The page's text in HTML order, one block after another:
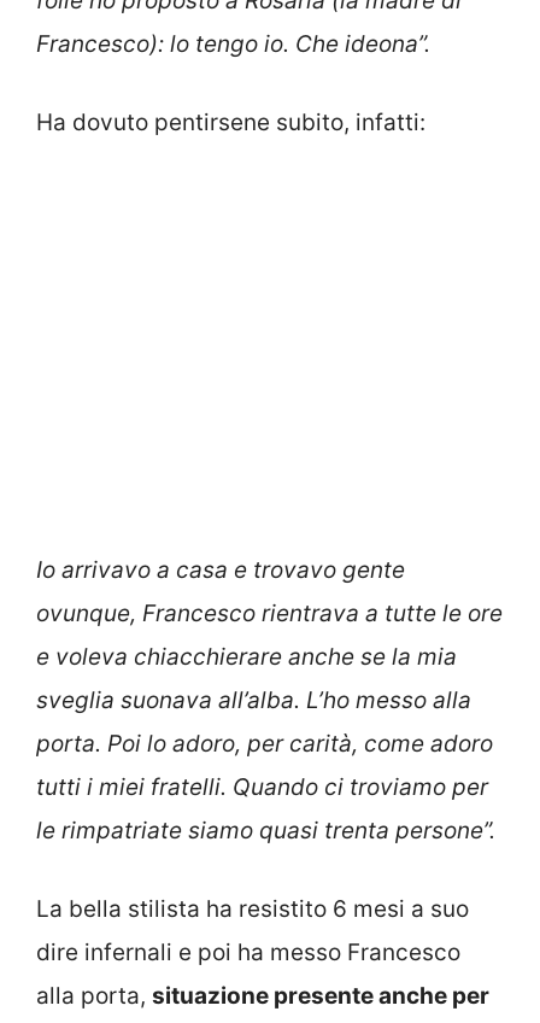
Francesco): lo tengo io. Che ideona”.
Ha dovuto pentirsene subito, infatti:
Io arrivavo a casa e trovavo gente
ovunque, Francesco rientrava a tutte le ore
e voleva chiacchierare anche se la mia
sveglia suonava all’alba. L’ho messo alla
porta. Poi lo adoro, per carità, come adoro
tutti i miei fratelli. Quando ci troviamo per
le rimpatriate siamo quasi trenta persone”.
La bella stilista ha resistito 6 mesi a suo
dire infernali e poi ha messo Francesco
alla porta, situazione presente anche per